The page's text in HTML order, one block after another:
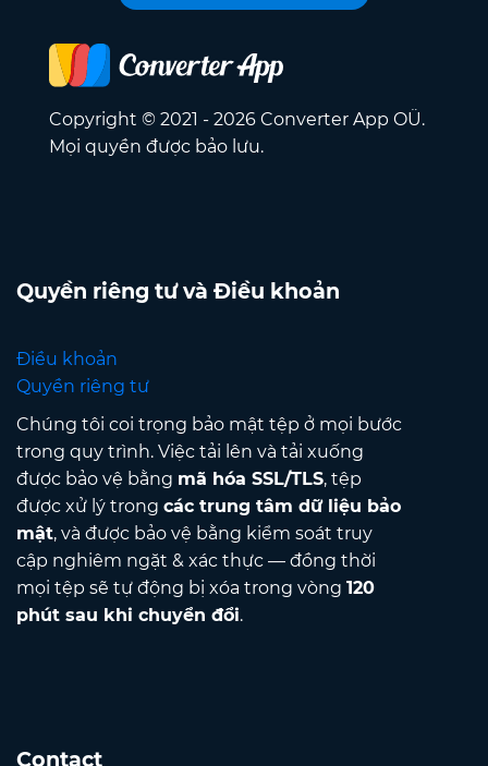
Copyright © 2021 - 2026 Converter App OÜ.
Mọi quyền được bảo lưu.
Quyền riêng tư và Điều khoản
Điều khoản
Quyền riêng tư
Chúng tôi coi trọng bảo mật tệp ở mọi bước
trong quy trình. Việc tải lên và tải xuống
được bảo vệ bằng mã hóa SSL/TLS, tệp
được xử lý trong các trung tâm dữ liệu bảo
mật, và được bảo vệ bằng kiểm soát truy
cập nghiêm ngặt & xác thực — đồng thời
mọi tệp sẽ tự động bị xóa trong vòng 120
phút sau khi chuyển đổi.
Contact